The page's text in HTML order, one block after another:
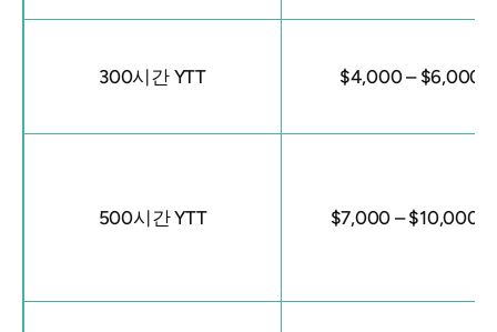
300시간 YTT $4,000 – $6,000
500시간 YTT $7,000 – $10,000+